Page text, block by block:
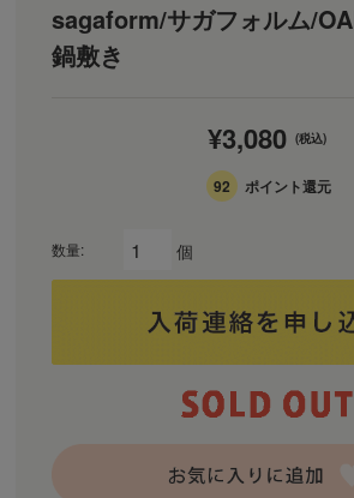
sagaform/サガフォルム/
鍋敷き
¥3,080 (税込)
92 ポイント還元
数量: 個